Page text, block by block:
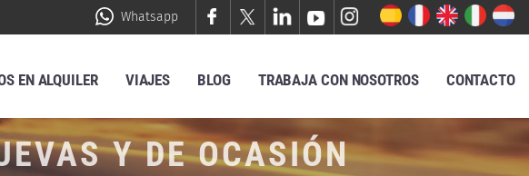
Whatsapp
EN ALQUILER VIAJES BLOG TRABAJA CON NOSOTROS CONTACTO
Y DE OCASIÓN